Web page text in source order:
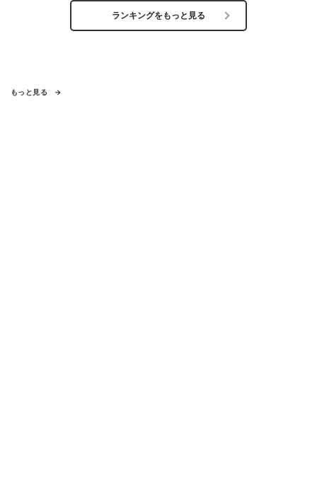
ランキングをもっと見る
もっと見る